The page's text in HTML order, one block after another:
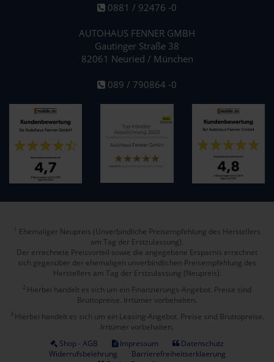
0881 / 92476 -0
AUTOHAUS FENNER GMBH
Gautinger Straße 38
82061 Neuried / München
089 / 790864 -0
Ehemaliger Neupreis (Unverbindliche Preisempfehlung des Herstellers
am Tag der Erstzulassung).
Der errechnete Preisvorteil sowie die angegebene Ersparnis errechnet
sich gegenüber der ehemaligen unverbindlichen Preisempfehlung des
Herstellers am Tag der Erstzulassung (Neupreis).
2 Hierbei handelt es sich um ein Finanzierungs-Angebot. Preise sind
Bruttopreise. Irrtümer vorbehalten.
3 Hierbei handelt es sich um ein Leasing-Angebot. Preise sind Bruttopreise.
Irrtümer vorbehalten.
Shop - AGB
Impressum
Datenschutz
Widerrufsbelehrung
Barrierefreiheitserklaerung